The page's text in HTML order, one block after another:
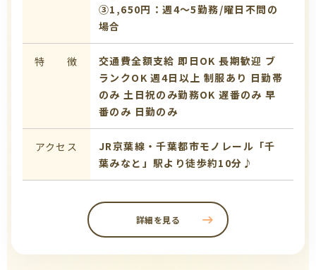
③1,650円：週4～5勤務/曜日不問の
場合
特 徴 交通費全額支給 即日OK 長期歓迎 ブ
ランクOK 週4日以上 制服あり 日勤帯
のみ 土日祝のみ勤務OK 遅番のみ 早
番のみ 日勤のみ
アクセス
JR京葉線・千葉都市モノレール「千
葉みなと」駅より徒歩約10分♪
詳細を見る